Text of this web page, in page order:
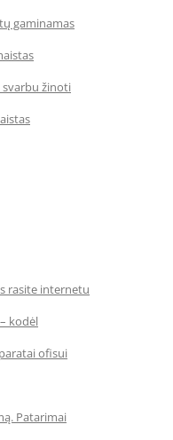
gaminamas
svarbu žinoti
rasite internetu
kodėl
ofisui
Patarimai